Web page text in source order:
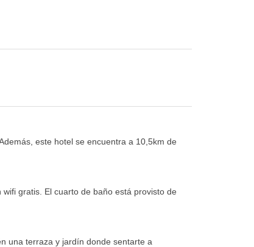
este hotel se encuentra a 10,5km de
gratis. El cuarto de baño está provisto de
una terraza y jardín donde sentarte a